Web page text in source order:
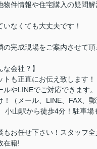
物件情報や住宅購入の疑問解
なくても大丈夫です！
完成現場をご案内させて頂
な会社？】
も正直にお伝え致します！
やLINEでご対応できます。
（メール、LINE、FAX、郵
山駅から徒歩4分！駐車場
お任せ下さい！スタッフ全
在籍!